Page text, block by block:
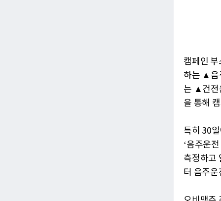
캠페인
하는 ▲음
는 ▲건전
을 통해
특히 30
‘음주운
측정하고
터 음주